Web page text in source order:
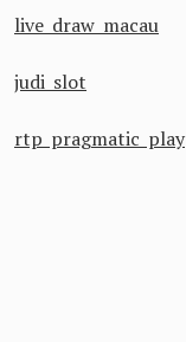
live draw macau
judi slot
rtp pragmatic play